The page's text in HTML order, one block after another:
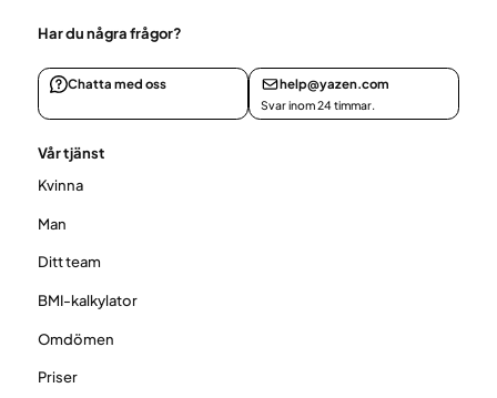
Har du några frågor?
Chatta med oss help@yazen.com
Svar inom 24 timmar.
Vår tjänst
Kvinna
Man
Ditt team
BMI-kalkylator
Omdömen
Priser